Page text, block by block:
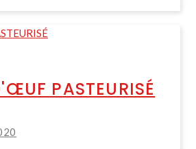
PASTEURISÉ